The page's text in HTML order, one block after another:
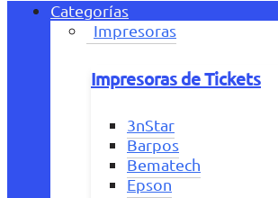
Categorías
Impresoras
Impresoras de Tickets
3nStar
Barpos
Bematech
Epson